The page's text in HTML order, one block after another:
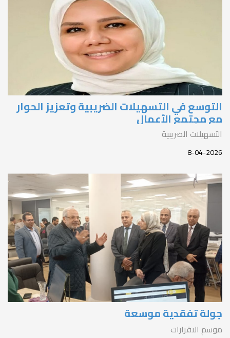
في التسهيلات الضريبية وتعزيز الحوار
مجتمع الأعمال
الضريبية
8-04-
تفقدية موسعة
الاقرارات